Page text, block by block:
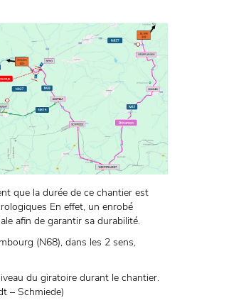
que la durée de ce chantier est
En effet, un enrobé
afin de garantir sa durabilité.
(N68), dans les 2 sens,
du giratoire durant le chantier.
– Schmiede)